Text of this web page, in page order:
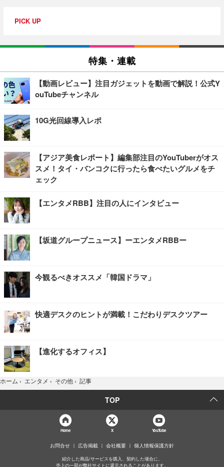
PICK UP
特集・連載
【動画レビュー】注目ガジェットを動画で解説！公式Y
ouTubeチャンネル
10G光回線導入レポ
【アジア美食レポート】編集部注目のYouTuberがオス
スメ！タイ・バンコクに行ったら食べたいグルメをチ
ェック
【エンタメRBB】注目の人にインタビュー
【坂道グループニュース】ーエンタメRBBー
今観るべきオススメ「韓国ドラマ」
快適デスクのヒントが満載！こだわりデスクツアー
【進化するオフィス】
ホーム › エンタメ › その他 › 記事
TOP
Home X YouTube
お問合せ 広告掲載 会社概要 個人情報保護方針
紹介した商品/サービスを購入、契約した場合に、
売上の一部が弊社サイトに還元されることがあります。